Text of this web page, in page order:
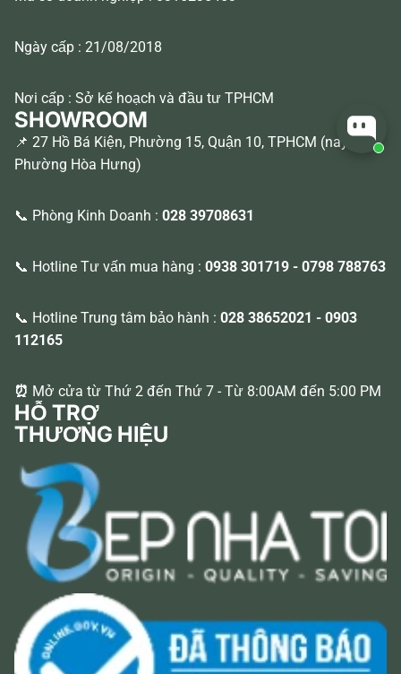
Ngày cấp : 21/08/2018
Nơi cấp : Sở kế hoạch và đầu tư TPHCM
SHOWROOM
📌 27 Hồ Bá Kiện, Phường 15, Quận 10, TPHCM (nay là
Phường Hòa Hưng)
📞 Phòng Kinh Doanh : 028 39708631
📞 Hotline Tư vấn mua hàng : 0938 301719 - 0798 788763
📞 Hotline Trung tâm bảo hành : 028 38652021 - 0903
112165
⏰ Mở cửa từ Thứ 2 đến Thứ 7 - Từ 8:00AM đến 5:00 PM
HỖ TRỢ
THƯƠNG HIỆU